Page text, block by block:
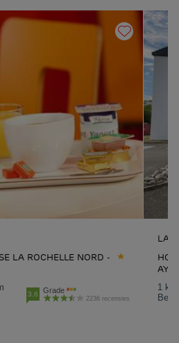
LA ROCHELLE NORD -
3.6 Grade
2236 recensies
LA
1